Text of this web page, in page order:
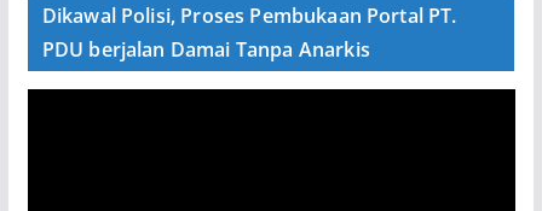
Dikawal Polisi, Proses Pembukaan Portal PT.
PDU berjalan Damai Tanpa Anarkis